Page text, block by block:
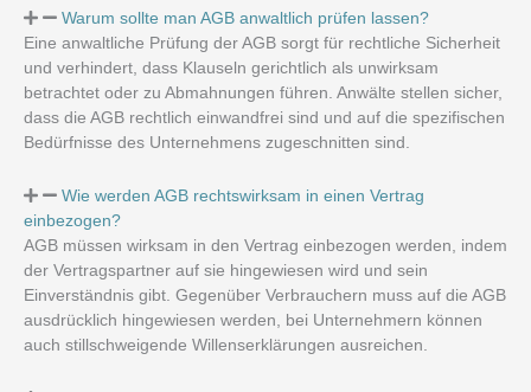
Warum sollte man AGB anwaltlich prüfen lassen?
Eine anwaltliche Prüfung der AGB sorgt für rechtliche Sicherheit
und verhindert, dass Klauseln gerichtlich als unwirksam
betrachtet oder zu Abmahnungen führen. Anwälte stellen sicher,
dass die AGB rechtlich einwandfrei sind und auf die spezifischen
Bedürfnisse des Unternehmens zugeschnitten sind.
Wie werden AGB rechtswirksam in einen Vertrag
einbezogen?
AGB müssen wirksam in den Vertrag einbezogen werden, indem
der Vertragspartner auf sie hingewiesen wird und sein
Einverständnis gibt. Gegenüber Verbrauchern muss auf die AGB
ausdrücklich hingewiesen werden, bei Unternehmern können
auch stillschweigende Willenserklärungen ausreichen.